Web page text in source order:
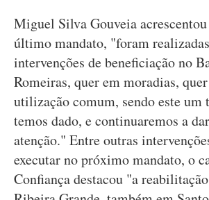
Miguel Silva Gouveia
último mandato, "foram
intervenções de beneficiação no
Romeiras, quer em moradias,
utilização comum, sendo este um
temos dado, e continuaremos a
atenção." Entre outras
executar no próximo mandato, o
Confiança destacou "a